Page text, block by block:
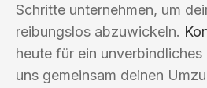
Schritte unternehmen, um
reibungslos abzuwickeln.
heute für ein
uns gemeinsam deinen